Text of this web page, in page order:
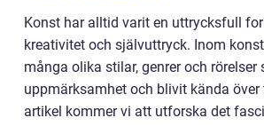
Konst har alltid varit en uttrycksfull
kreativitet och självuttryck. Inom
många olika stilar, genrer och
uppmärksamhet och blivit kända över
artikel kommer vi att utforska det